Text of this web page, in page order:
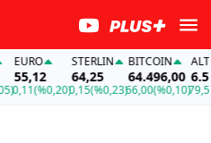
EURO
55,12
(%0,20)
STERLIN
64,25
0,15(%0,23)
BITCOIN
64.496,00
66,00(%0,10)
ALTIN
79,52